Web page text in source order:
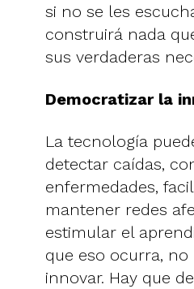
si no se les
construirá nada
sus verdaderas
Democratizar la
La tecnología
detectar caídas,
enfermedades,
mantener redes
estimular el
que eso ocurra, no
innovar. Hay que